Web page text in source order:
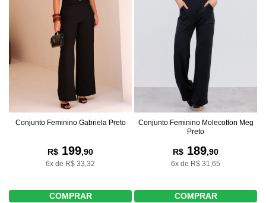
Conjunto Feminino Gabriela Preto
R$ 199,90
6x de R$ 33,32
COMPRAR
Conjunto Feminino Molecotton Meg
Preto
R$ 189,90
6x de R$ 31,65
COMPRAR